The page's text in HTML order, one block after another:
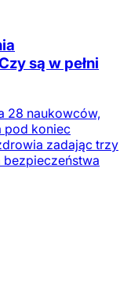
są w pełni
28 naukowców,
pod koniec
zadając trzy